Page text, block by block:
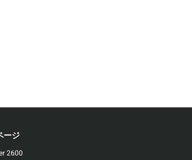
ージ
2600